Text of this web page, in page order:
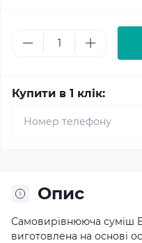
Купити в 1 клік:
Опис
Самовирівнююча суміш
виготовлена на основі